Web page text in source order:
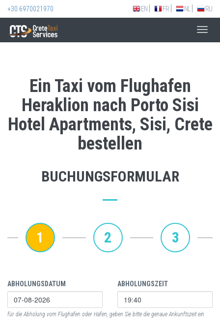
+30 6970021970 EN FR NL RU
Ein Taxi vom Flughafen
Heraklion nach Porto Sisi
Hotel Apartments, Sisi, Crete
bestellen
BUCHUNGSFORMULAR
1 2 3
ABHOLUNGSDATUM ABHOLUNGSZEIT
für die Abholung vom Flughafen oder Hafen, geben Sie bitte die genaue Ankunftszeit ein